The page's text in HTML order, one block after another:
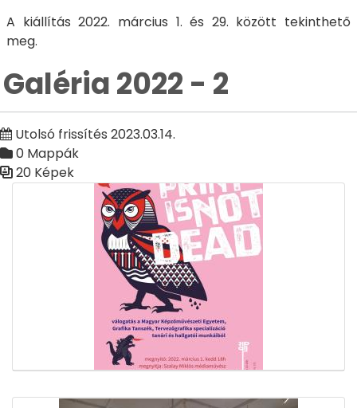
A kiállítás 2022. március 1. és 29. között tekinthető
meg.
Galéria 2022 - 2
Utolsó frissítés 2023.03.14.
0 Mappák
20 Képek